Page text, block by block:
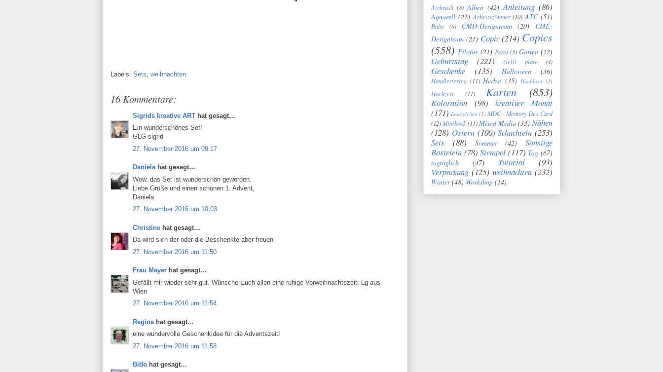
Labels: Sets weihnachten
16 Kommentare:
Sigrids kreative ART hat gesagt…
Ein wunderschönes Set!
GLG sigrid
27. November 2016 um 09:17
Danielahat gesagt…
Wow, das Set ist wunderschön geworden.
Liebe Grüße und einen schönen 1. Advent,
Daniela
27. November 2016 um 10:03
Christine hat gesagt…
Da wird sich der oder die Beschenkte aber freuen
27. November 2016 um 11:50
Frau Mayer hat gesagt…
Gefällt mir wieder sehr gut. Wünsche Euch allen eine ruhige Vorweihnachtszeit. Lg aus
Wien
27. November 2016 um 11:54
Regina hat gesagt…
eine wundervolle Geschenkidee für die Adventszeit!
27. November 2016 um 11:58
BiBahat gesagt…
Airbrush (8) Alben (42) Anleitung (86)
Aquarell (21) Arbeitszimmer (10) ATC (51)
Baby (9) CMD-Designteam (20)
CME-
Designteam (21) Copic (214) Copics
(558) Filofax (21) Fotos (5) Garten (22)
Geburtstag (221) Gelli plate (4)
Geschenke (135) Halloween (36)
Handlettering (11) Herbst (35) Hochbeet (1)
Hochzeit (11) Karten (853)
Koloration (98)
kreativer Monat
(171) Lesezeichen (1) MDC - Memory Dex Card
(12)Minibook(11) Mixed Media (33) Nähen
(128) Ostern (100) Schachteln (253)
Sets
(88) Sommer (42)
Sonstige
Bastelein (78) Stempel (117) Tag (67)
tagtäglich
(47) Tutorial
(93)
Verpackung (125) weihnachten (232)
Winter (48) Workshop (14)